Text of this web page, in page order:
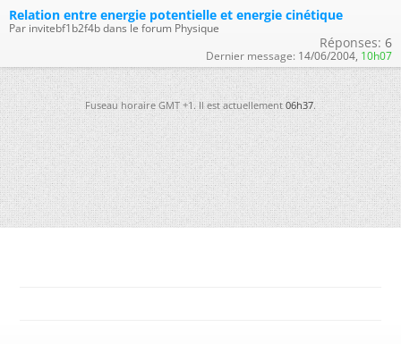
Relation entre energie potentielle et energie cinétique
Par invitebf1b2f4b dans le forum Physique
Réponses: 6
Dernier message: 14/06/2004, 10h07
Fuseau horaire GMT +1. Il est actuellement06h37.